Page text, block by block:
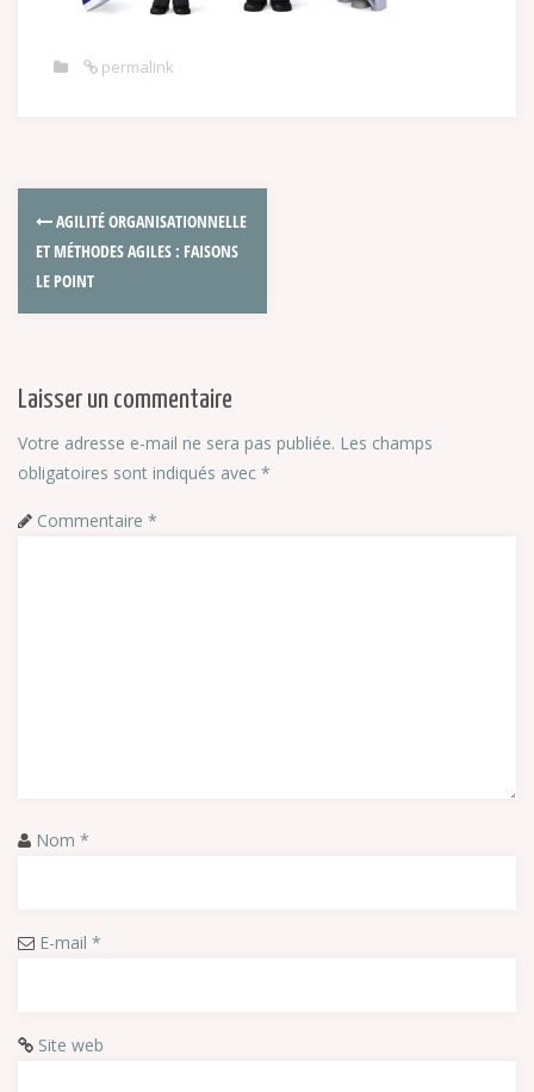
permalink
AGILITÉ ORGANISATIONNELLE
ET MÉTHODES AGILES : FAISONS
LE POINT
Laisser un commentaire
Votre adresse e-mail ne sera pas publiée. Les champs
obligatoires sont indiqués avec *
Commentaire *
Nom *
E-mail *
Site web